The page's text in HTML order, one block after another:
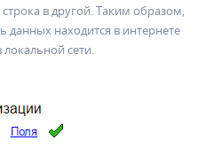
в другой. Таким образом,
данных находится в интернете
локальной сети.